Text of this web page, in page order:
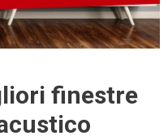
finestre